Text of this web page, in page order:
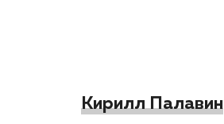
Кирилл Палавин